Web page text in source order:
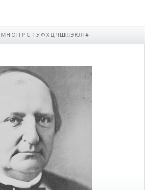
М Н О П Р С Т У Ф Х Ц Ч ШЩЭ ЮЯ #